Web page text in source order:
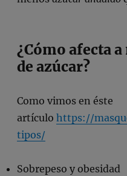
¿Cómo afecta
de azúcar?
Como vimos en éste
artículohttps://
tipos/
Sobrepeso y obesidad